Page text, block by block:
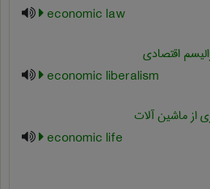
economic law
اقتصادی
economic liberalism
از ماشین آلات
economic life